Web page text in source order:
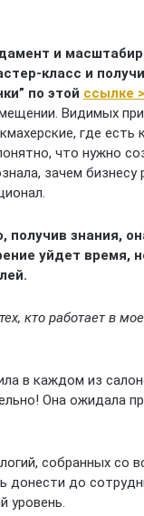
и
класс и
по этой ссылке >
Видимых
где есть
что нужно
зачем бизнесу
знания,
уйдет время,
кто работает в
в каждом из
Она ожидала
собранных со
донести до
уровень.